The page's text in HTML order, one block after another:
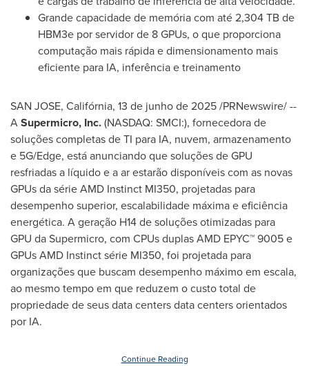
Grande capacidade de memória com até 2,304 TB de
HBM3e por servidor de 8 GPUs, o que proporciona
computação mais rápida e dimensionamento mais
eficiente para IA, inferência e treinamento
SAN JOSE, Califórnia, 13 de junho de 2025/PRNewswire/ --
ASupermicro, Inc.(NASDAQ: SMCI:), fornecedora de
soluções completas de TI para IA, nuvem, armazenamento
e 5G/Edge, está anunciando que soluções de GPU
resfriadas a líquido e a ar estarão disponíveis com as novas
GPUs da série AMD Instinct MI350, projetadas para
desempenho superior, escalabilidade máxima e eficiência
energética. A geração H14 de soluções otimizadas para
GPU da Supermicro, com CPUs duplas AMD EPYC™ 9005 e
GPUs AMD Instinct série MI350, foi projetada para
organizações que buscam desempenho máximo em escala,
ao mesmo tempo em que reduzem o custo total de
propriedade de seus data centers data centers orientados
por IA.
Continue Reading